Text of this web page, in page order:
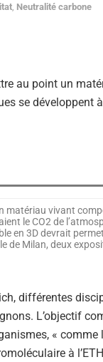
Neutralité carbone
au point un
se développent
matériau vivant
le CO2 de
en 3D devrait
de Milan, deux
différentes
L’objectif
«
à